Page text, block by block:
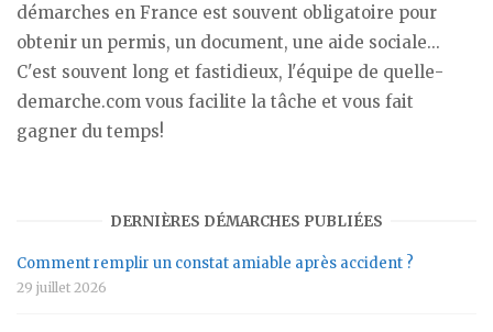
démarches en France est souvent obligatoire pour
obtenir un permis, un document, une aide sociale...
C'est souvent long et fastidieux, l'équipe de quelle-
demarche.com vous facilite la tâche et vous fait
gagner du temps!
DERNIÈRES DÉMARCHES PUBLIÉES
Comment remplir un constat amiable après accident ?
29 juillet 2026